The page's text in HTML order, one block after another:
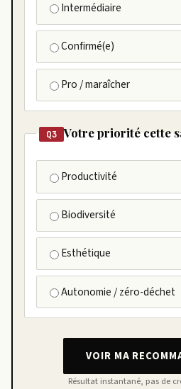
Intermédiaire
Confirmé(e)
Pro / maraîcher
Q3 Votre priorité cette
Productivité
Biodiversité
Esthétique
Autonomie / zéro-déchet
VOIR MA
Résultat instantané, pas de